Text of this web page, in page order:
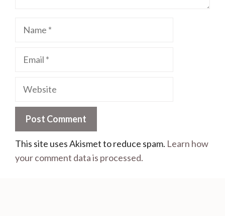
This site uses Akismet to reduce spam. Learn how
your comment data is processed.